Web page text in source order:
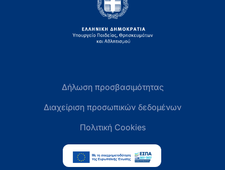
Δήλωση προσβασιμότητας
Διαχείριση προσωπικών δεδομένων
Πολιτική Cookies